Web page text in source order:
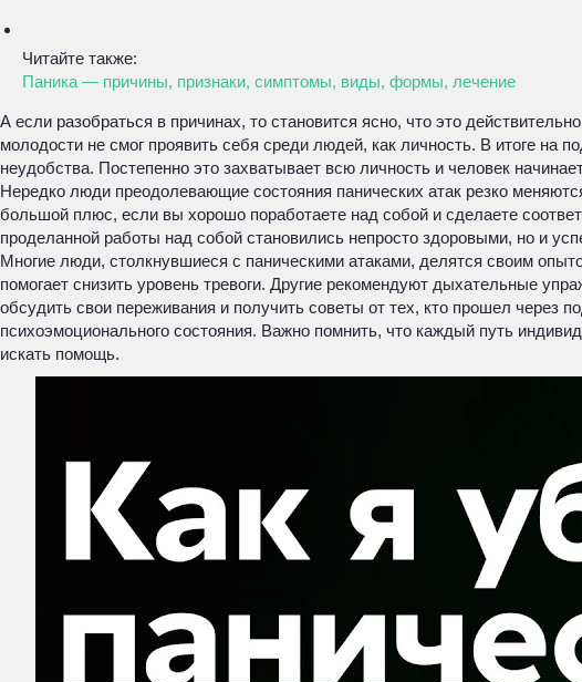
Читайте также:
Паника — причины, признаки, симптомы, виды, формы, лечение
А если разобраться в причинах, то становится ясно, что это
молодости не смог проявить себя среди людей, как личность. В итоге на
неудобства. Постепенно это захватывает всю личность и человек
Нередко люди преодолевающие состояния панических атак резко
большой плюс, если вы хорошо поработаете над собой и сделаете
проделанной работы над собой становились непросто здоровыми, но и
Многие люди, столкнувшиеся с паническими атаками, делятся своим
помогает снизить уровень тревоги. Другие рекомендуют дыхательные
обсудить свои переживания и получить советы от тех, кто прошел
психоэмоционального состояния. Важно помнить, что каждый путь
искать помощь.